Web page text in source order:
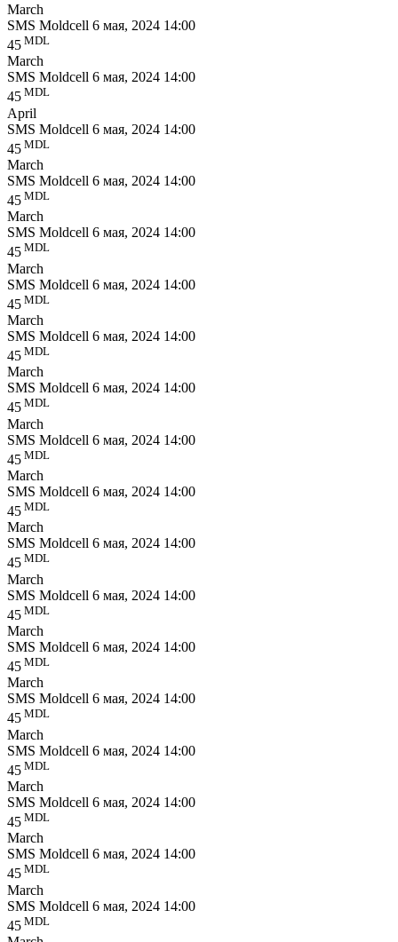
March
SMS Moldcell 6 мая, 2024 14:00
45 MDL
March
SMS Moldcell 6 мая, 2024 14:00
45 MDL
April
SMS Moldcell 6 мая, 2024 14:00
45 MDL
March
SMS Moldcell 6 мая, 2024 14:00
45 MDL
March
SMS Moldcell 6 мая, 2024 14:00
45 MDL
March
SMS Moldcell 6 мая, 2024 14:00
45 MDL
March
SMS Moldcell 6 мая, 2024 14:00
45 MDL
March
SMS Moldcell 6 мая, 2024 14:00
45 MDL
March
SMS Moldcell 6 мая, 2024 14:00
45 MDL
March
SMS Moldcell 6 мая, 2024 14:00
45 MDL
March
SMS Moldcell 6 мая, 2024 14:00
45 MDL
March
SMS Moldcell 6 мая, 2024 14:00
45 MDL
March
SMS Moldcell 6 мая, 2024 14:00
45 MDL
March
SMS Moldcell 6 мая, 2024 14:00
45 MDL
March
SMS Moldcell 6 мая, 2024 14:00
45 MDL
March
SMS Moldcell 6 мая, 2024 14:00
45 MDL
March
SMS Moldcell 6 мая, 2024 14:00
45 MDL
March
SMS Moldcell 6 мая, 2024 14:00
45 MDL